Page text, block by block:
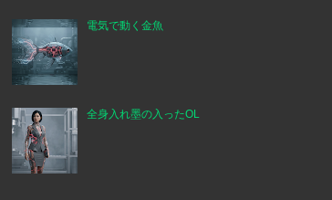
電気で動く金魚
全身入れ墨の入ったOL